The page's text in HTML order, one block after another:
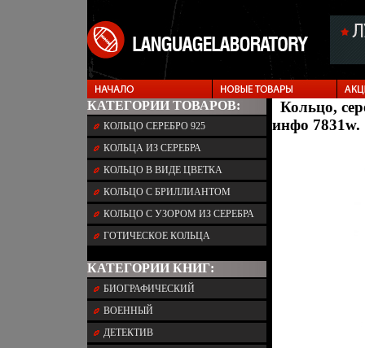
КАТЕГОРИИ ТОВАРОВ:
КОЛЬЦО СЕРЕБРО 925
КОЛЬЦА ИЗ СЕРЕБРА
КОЛЬЦО В ВИДЕ ЦВЕТКА
КОЛЬЦО С БРИЛЛИАНТОМ
КОЛЬЦО С УЗОРОМ ИЗ СЕРЕБРА
ГОТИЧЕСКОЕ КОЛЬЦА
КАТЕГОРИИ КНИГ:
БИОГРАФИЧЕСКИЙ
ВОЕННЫЙ
ДЕТЕКТИВ
Кольцо,
инфо 7831w.